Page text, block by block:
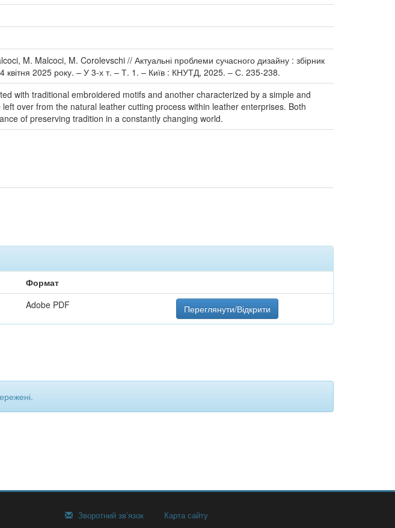
M. Malcoci, M. Corolevschi // Актуальні проблеми сучасного дизайну : збірник
4 квітня 2025 року. – У 3-х т. – Т. 1. – Київ : КНУТД, 2025. – С. 235-238.
with traditional embroidered motifs and another characterized by a simple and
over from the natural leather cutting process within leather enterprises. Both
of preserving tradition in a constantly changing world.
Формат
Adobe PDF Переглянути/Відкрити
Зворотний зв’язок Карта сайту